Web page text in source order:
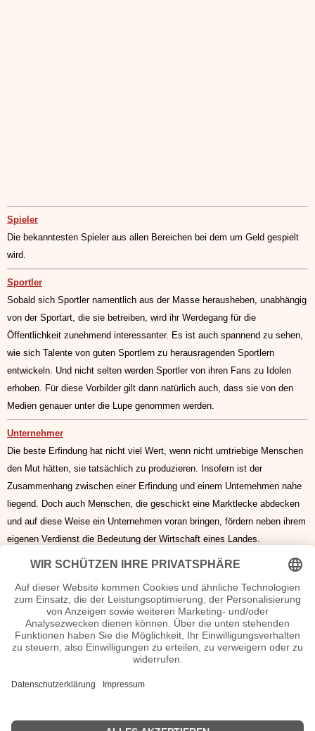
Spieler
Die bekanntesten Spieler aus allen Bereichen bei dem um Geld gespielt
wird.
Sportler
Sobald sich Sportler namentlich aus der Masse herausheben, unabhängig
von der Sportart, die sie betreiben, wird ihr Werdegang für die
Öffentlichkeit zunehmend interessanter. Es ist auch spannend zu sehen,
wie sich Talente von guten Sportlern zu herausragenden Sportlern
entwickeln. Und nicht selten werden Sportler von ihren Fans zu Idolen
erhoben. Für diese Vorbilder gilt dann natürlich auch, dass sie von den
Medien genauer unter die Lupe genommen werden.
Unternehmer
Die beste Erfindung hat nicht viel Wert, wenn nicht umtriebige Menschen
den Mut hätten, sie tatsächlich zu produzieren. Insofern ist der
Zusammenhang zwischen einer Erfindung und einem Unternehmen nahe
liegend. Doch auch Menschen, die geschickt eine Marktlecke abdecken
und auf diese Weise ein Unternehmen voran bringen, fördern neben ihrem
eigenen Verdienst die Bedeutung der Wirtschaft eines Landes.
Deutsche Wissenschaftler
Zu allen Zeiten waren es Wissenschaftler, die mit ihrem Forscherdrang
Erkenntnisse zutage förderten, die die gesellschaftlichen Verhältnisse und
dabei vor allem auch die wirtschaftliche Entwicklung beeinflussten,
veränderten und maßgeblich prägten. Damit sind nicht nur die
Berühmtheiten der modernen Zeit gemeint. Gerade die Wissenschaftler,
kirchlichen Dogmen zur Wehr setzen mussten, haben die Grundlagen für
Wissenschaftlerinnen